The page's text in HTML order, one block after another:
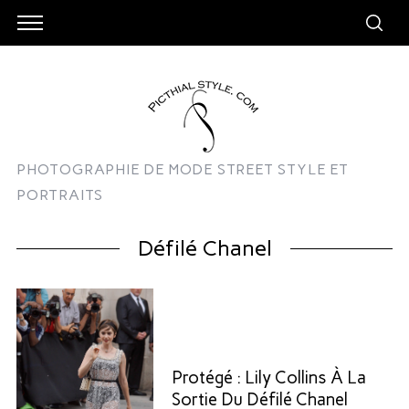
PHOTOGRAPHIE DE MODE STREET STYLE ET
PORTRAITS
Défilé Chanel
Protégé : Lily Collins À La
Sortie Du Défilé Chanel